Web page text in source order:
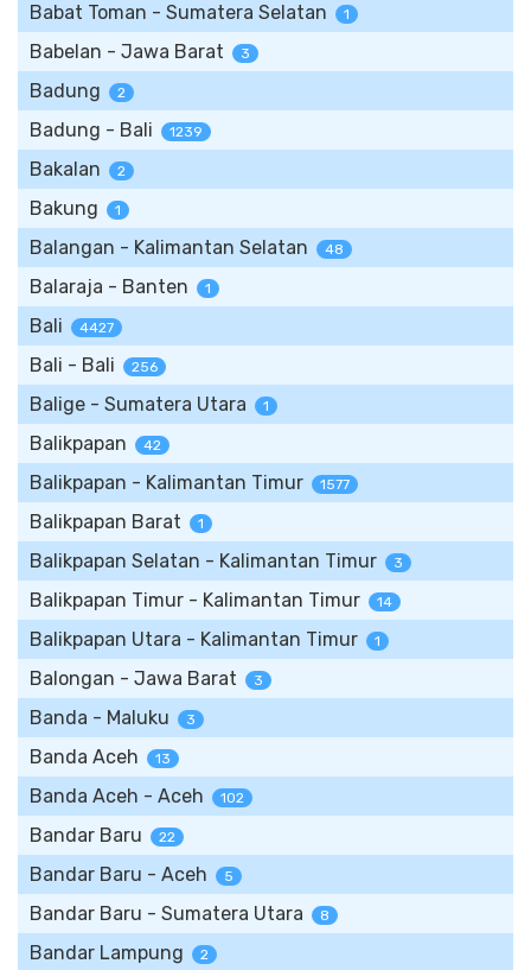
Babat Toman - Sumatera Selatan 1
Babelan - Jawa Barat 3
Badung 2
Badung - Bali 1239
Bakalan 2
Bakung 1
Balangan - Kalimantan Selatan 48
Balaraja - Banten 1
Bali 4427
Bali - Bali 256
Balige - Sumatera Utara 1
Balikpapan 42
Balikpapan - Kalimantan Timur 1577
Balikpapan Barat 1
Balikpapan Selatan - Kalimantan Timur 3
Balikpapan Timur - Kalimantan Timur 14
Balikpapan Utara - Kalimantan Timur 1
Balongan - Jawa Barat 3
Banda - Maluku 3
Banda Aceh 13
Banda Aceh - Aceh 102
Bandar Baru 22
Bandar Baru - Aceh 5
Bandar Baru - Sumatera Utara 8
Bandar Lampung 2